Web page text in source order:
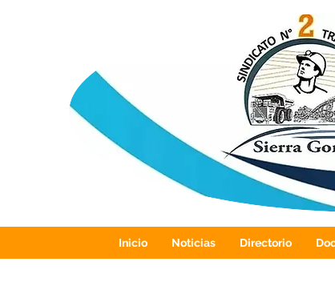
Inicio Noticias Directorio